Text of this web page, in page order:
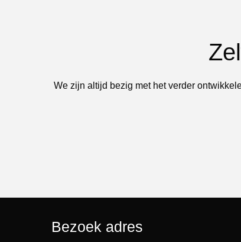
We zijn altijd bezig met het verder
Bezoek adres